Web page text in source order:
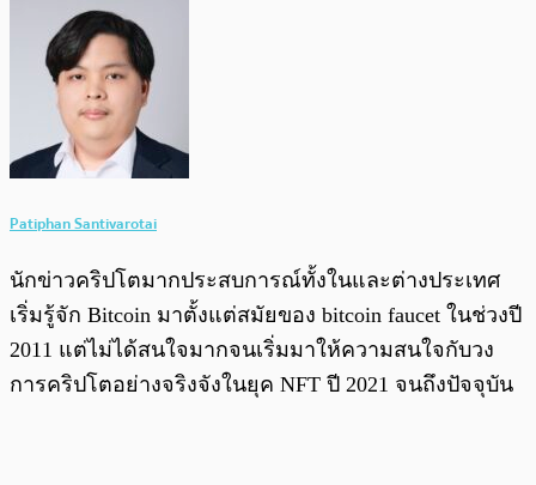
Patiphan Santivarotai
นักข่าวคริปโตมากประสบการณ์ทั้งในและต่างประเทศ
เริ่มรู้จัก Bitcoin มาตั้งแต่สมัยของ bitcoin faucet ในช่วงปี
2011 แต่ไม่ได้สนใจมากจนเริ่มมาให้ความสนใจกับวง
การคริปโตอย่างจริงจังในยุค NFT ปี 2021 จนถึงปัจจุบัน